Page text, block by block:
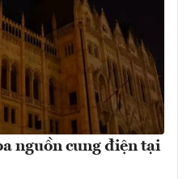
nguồn cung điện tại